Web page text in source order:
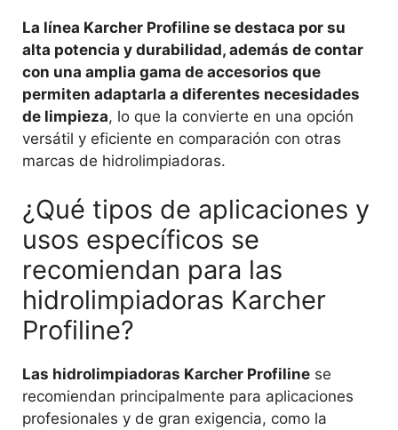
La línea Karcher Profiline se destaca por su
alta potencia y durabilidad, además de contar
con una amplia gama de accesorios que
permiten adaptarla a diferentes necesidades
de limpieza, lo que la convierte en una opción
versátil y eficiente en comparación con otras
marcas de hidrolimpiadoras.
¿Qué tipos de aplicaciones y
usos específicos se
recomiendan para las
hidrolimpiadoras Karcher
Profiline?
Las hidrolimpiadoras Karcher Profiline se
recomiendan principalmente para aplicaciones
profesionales y de gran exigencia, como la